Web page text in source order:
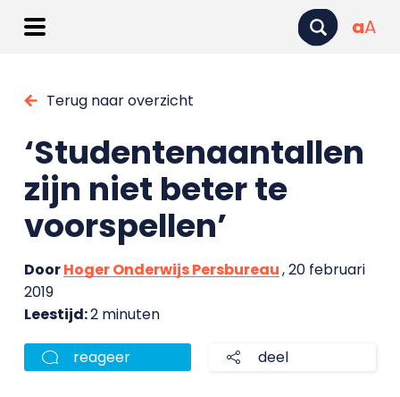
aA
Terug naar overzicht
‘Studentenaantallen
zijn niet beter te
voorspellen’
DoorHoger Onderwijs Persbureau, 20 februari
2019
Leestijd:2 minuten
reageer deel